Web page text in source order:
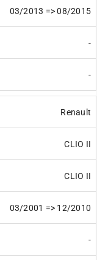
03/2013 => 08/2015
-
-
Renault
CLIO II
CLIO II
03/2001 => 12/2010
-